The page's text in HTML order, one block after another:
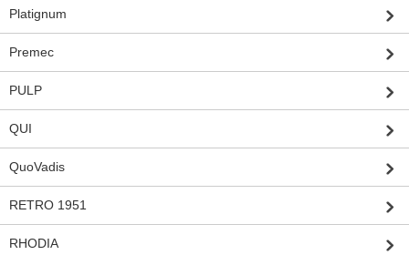
Platignum
Premec
PULP
QUI
QuoVadis
RETRO 1951
RHODIA